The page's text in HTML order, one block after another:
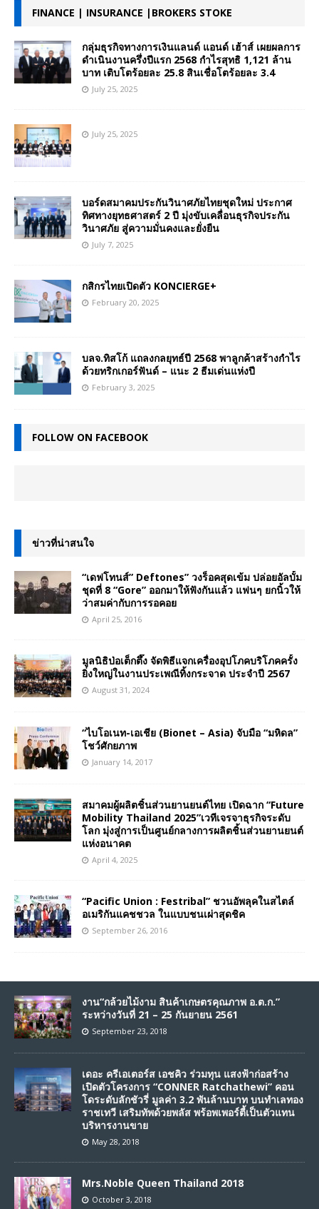
FINANCE | INSURANCE |BROKERS STOKE
กลุ่มธุรกิจทางการเงินแลนด์ แอนด์ เฮ้าส์ เผยผลการ
ดำเนินงานครึ่งปีแรก 2568 กำไรสุทธิ 1,121 ล้าน
บาท เติบโตร้อยละ 25.8 สินเชื่อโตร้อยละ 3.4
July 25, 2025
July 25, 2025
บอร์ดสมาคมประกันวินาศภัยไทยชุดใหม่ ประกาศ
ทิศทางยุทธศาสตร์ 2 ปี มุ่งขับเคลื่อนธุรกิจประกัน
วินาศภัย สู่ความมั่นคงและยั่งยืน
July 7, 2025
กสิกรไทยเปิดตัว KONCIERGE+
February 20, 2025
บลจ.ทิสโก้ แถลงกลยุทธ์ปี 2568 พาลูกค้าสร้างกำไร
ด้วยทริกเกอร์ฟันด์ – แนะ 2 ธีมเด่นแห่งปี
February 3, 2025
FOLLOW ON FACEBOOK
ข่าวที่น่าสนใจ
“เดฟโทนส์” Deftones” วงร็อคสุดเข้ม ปล่อยอัลบั้ม
ชุดที่ 8 “Gore” ออกมาให้ฟังกันแล้ว แฟนๆ ยกนิ้วให้
ว่าสมค่ากับการรอคอย
April 25, 2016
มูลนิธิป่อเต็กตึ๊ง จัดพิธีแจกเครื่องอุปโภคบริโภคครั้ง
ยิ่งใหญ่ในงานประเพณีทิ้งกระจาด ประจำปี 2567
August 31, 2024
“ไบโอเนท-เอเชีย (Bionet – Asia) จับมือ “มหิดล”
โชว์ศักยภาพ
January 14, 2017
สมาคมผู้ผลิตชิ้นส่วนยานยนต์ไทย เปิดฉาก “Future
Mobility Thailand 2025”เวทีเจรจาธุรกิจระดับ
โลก มุ่งสู่การเป็นศูนย์กลางการผลิตชิ้นส่วนยานยนต์
แห่งอนาคต
April 4, 2025
“Pacific Union : Festribal” ชวนอัพลุคในสไตล์
อเมริกันแคชชวล ในแบบชนเผ่าสุดชิค
September 26, 2016
งาน“กล้วยไม้งาม สินค้าเกษตรคุณภาพ อ.ต.ก.”
ระหว่างวันที่ 21 – 25 กันยายน 2561
September 23, 2018
เดอะ ครีเอเตอร์ส เอชคิว ร่วมทุน แสงฟ้าก่อสร้าง
เปิดตัวโครงการ “CONNER Ratchathewi” คอน
โดระดับลักชัวรี่ มูลค่า 3.2 พันล้านบาท บนทำเลทอง
ราชเทวี เสริมทัพด้วยพลัส พร้อพเพอร์ตี้เป็นตัวแทน
บริหารงานขาย
May 28, 2018
Mrs.Noble Queen Thailand 2018
October 3, 2018